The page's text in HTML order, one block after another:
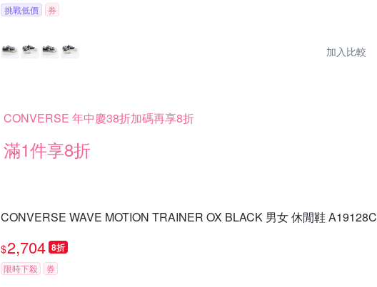
挑戰低價 券
加入比較
CONVERSE 年中慶38折加碼再享8折
滿1件享8折
CONVERSE WAVE MOTION TRAINER OX BLACK 男女 休閒鞋 A19128C
$2,704 8折
限時下殺 券